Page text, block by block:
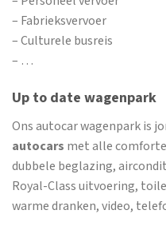
– Fabrieksvervoer
– Culturele busreis
– …
Up to date wagenpark
Ons autocar wagenpark is
autocars met alle
dubbele beglazing,
Royal-Class uitvoering,
warme dranken, video,